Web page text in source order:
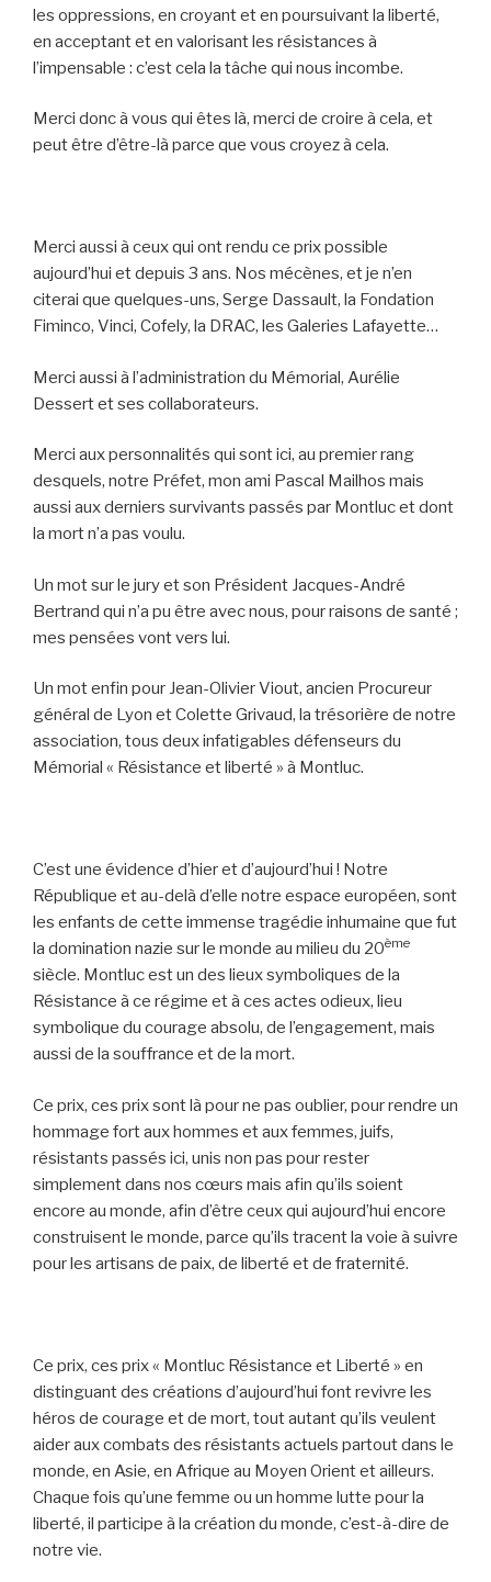
les oppressions, en croyant et en poursuivant la liberté,
en acceptant et en valorisant les résistances à
l’impensable : c’est cela la tâche qui nous incombe.
Merci donc à vous qui êtes là, merci de croire à cela, et
peut être d’être-là parce que vous croyez à cela.
Merci aussi à ceux qui ont rendu ce prix possible
aujourd’hui et depuis 3 ans. Nos mécènes, et je n’en
citerai que quelques-uns, Serge Dassault, la Fondation
Fiminco, Vinci, Cofely, la DRAC, les Galeries Lafayette…
Merci aussi à l’administration du Mémorial, Aurélie
Dessert et ses collaborateurs.
Merci aux personnalités qui sont ici, au premier rang
desquels, notre Préfet, mon ami Pascal Mailhos mais
aussi aux derniers survivants passés par Montluc et dont
la mort n’a pas voulu.
Un mot sur le jury et son Président Jacques-André
Bertrand qui n’a pu être avec nous, pour raisons de santé ;
mes pensées vont vers lui.
Un mot enfin pour Jean-Olivier Viout, ancien Procureur
général de Lyon et Colette Grivaud, la trésorière de notre
association, tous deux infatigables défenseurs du
Mémorial « Résistance et liberté » à Montluc.
C’est une évidence d’hier et d’aujourd’hui ! Notre
République et au-delà d’elle notre espace européen, sont
les enfants de cette immense tragédie inhumaine que fut
la domination nazie sur le monde au milieu du 20ème
siècle. Montluc est un des lieux symboliques de la
Résistance à ce régime et à ces actes odieux, lieu
symbolique du courage absolu, de l’engagement, mais
aussi de la souffrance et de la mort.
Ce prix, ces prix sont là pour ne pas oublier, pour rendre un
hommage fort aux hommes et aux femmes, juifs,
résistants passés ici, unis non pas pour rester
simplement dans nos cœurs mais afin qu’ils soient
encore au monde, afin d’être ceux qui aujourd’hui encore
construisent le monde, parce qu’ils tracent la voie à suivre
pour les artisans de paix, de liberté et de fraternité.
Ce prix, ces prix « Montluc Résistance et Liberté » en
distinguant des créations d’aujourd’hui font revivre les
héros de courage et de mort, tout autant qu’ils veulent
aider aux combats des résistants actuels partout dans le
monde, en Asie, en Afrique au Moyen Orient et ailleurs.
Chaque fois qu’une femme ou un homme lutte pour la
liberté, il participe à la création du monde, c’est-à-dire de
notre vie.